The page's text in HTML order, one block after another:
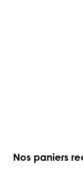
Nos paniers